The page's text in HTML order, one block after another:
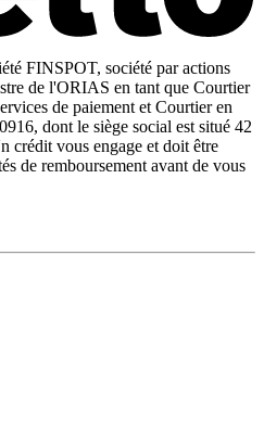
FINSPOT, société par actions
de l'ORIAS en tant que Courtier
de paiement et Courtier en
dont le siège social est situé 42
crédit vous engage et doit être
de remboursement avant de vous